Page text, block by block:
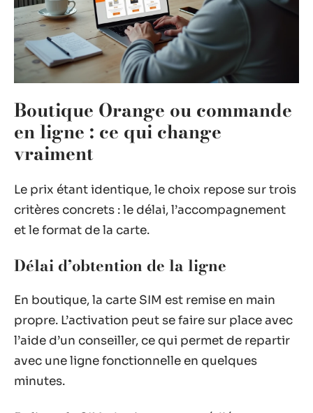
Boutique Orange ou commande
en ligne : ce qui change
vraiment
Le prix étant identique, le choix repose sur trois
critères concrets : le délai, l’accompagnement
et le format de la carte.
Délai d’obtention de la ligne
En boutique, la carte SIM est remise en main
propre. L’activation peut se faire sur place avec
l’aide d’un conseiller, ce qui permet de repartir
avec une ligne fonctionnelle en quelques
minutes.